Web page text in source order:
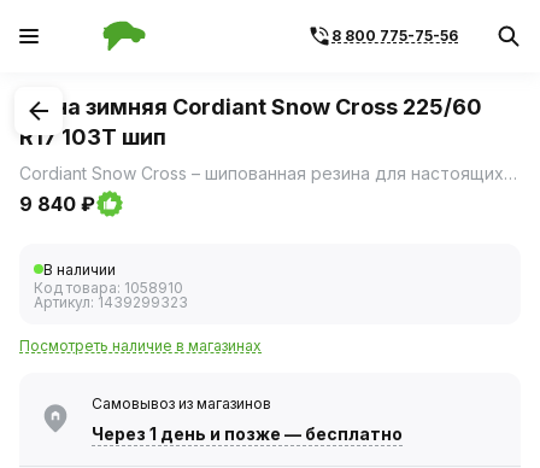
8 800 775-75-56
1/3
Шина зимняя Cordiant Snow Cross 225/60
R17 103T шип
Cordiant Snow Cross – шипованная резина для настоящих зимних условий: - непревзойденное сцепление и безопасность на льду, - уверенное вождение на снегу, - готовность шины к самым суровым зимним условиям.
9 840 ₽
В наличии
Код товара: 1058910
Артикул: 1439299323
Посмотреть наличие в магазинах
Самовывоз из магазинов
Через 1 день и позже — бесплатно